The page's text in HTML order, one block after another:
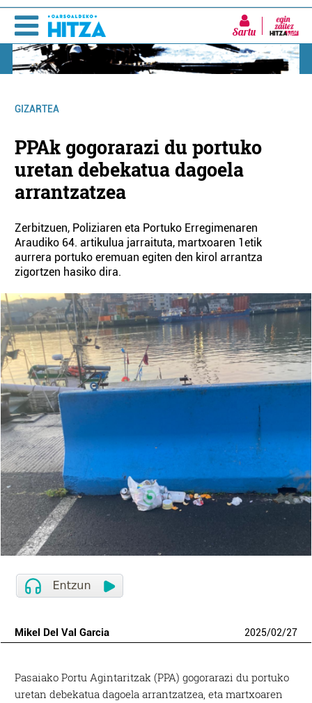
Sartu
GIZARTEA
PPAk gogorarazi du portuko
uretan debekatua dagoela
arrantzatzea
Zerbitzuen, Poliziaren eta Portuko Erregimenaren
Araudiko 64. artikulua jarraituta, martxoaren 1etik
aurrera portuko eremuan egiten den kirol arrantza
zigortzen hasiko dira.
Mikel Del Val Garcia 2025/02/27
Pasaiako Portu Agintaritzak (PPA) gogorarazi du portuko
uretan debekatua dagoela arrantzatzea, eta martxoaren